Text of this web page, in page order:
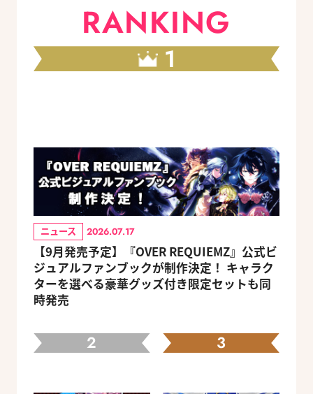
RANKING
1
ニュース 2026.07.17
【9月発売予定】『OVER REQUIEMZ』公式ビ
ジュアルファンブックが制作決定！ キャラク
ターを選べる豪華グッズ付き限定セットも同
時発売
2 3